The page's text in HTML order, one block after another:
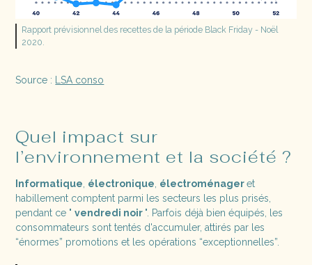
Rapport prévisionnel des recettes de la période Black Friday - Noël
2020.
Source : LSA conso
Quel impact sur
l’environnement et la société ?
Informatique, électronique, électroménageret
habillement comptent parmi les secteurs les plus prisés,
pendant ce "vendredi noir ". Parfois déjà bien équipés, les
consommateurs sont tentés d'accumuler, attirés par les
“énormes” promotions et les opérations “exceptionnelles”.